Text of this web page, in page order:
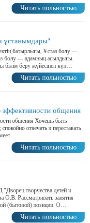
Читать польностью
ұстанымдары"
батырлығы, Ұстаз болу —
болу — адамның асылдығы.
білім беру жүйесінен күн…
Читать польностью
общения
общения Хочешь быть
отвечать и переставать
Читать польностью
творчества детей и
О.В. Рассматривать занятия
(бытовой) позиции. О…
Читать польностью